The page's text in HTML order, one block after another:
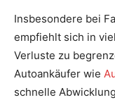
Insbesondere bei
empfiehlt sich in
Verluste zu
Autoankäufer wie
schnelle